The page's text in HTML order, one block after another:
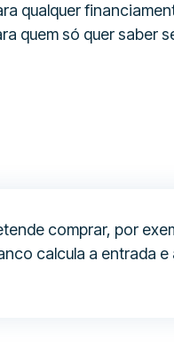
qualquer
quem só quer saber
comprar, por
calcula a entrada e